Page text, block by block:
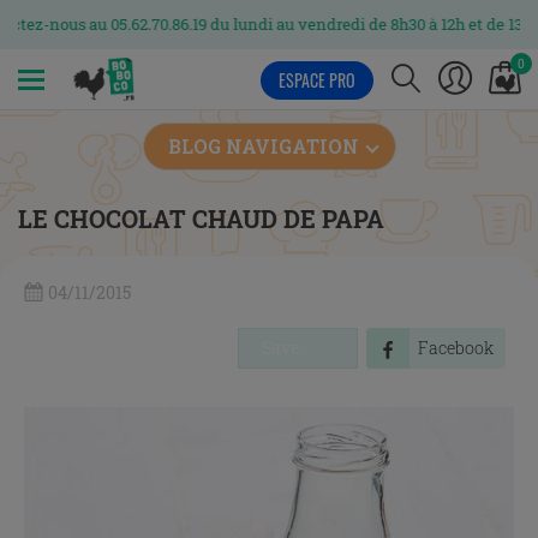
au 05.62.70.86.19 du lundi au vendredi de 8h30 à 12h et de 13h30 à 17h
0
ESPACE PRO
BLOG NAVIGATION
LE CHOCOLAT CHAUD DE PAPA
04/11/2015
Facebook